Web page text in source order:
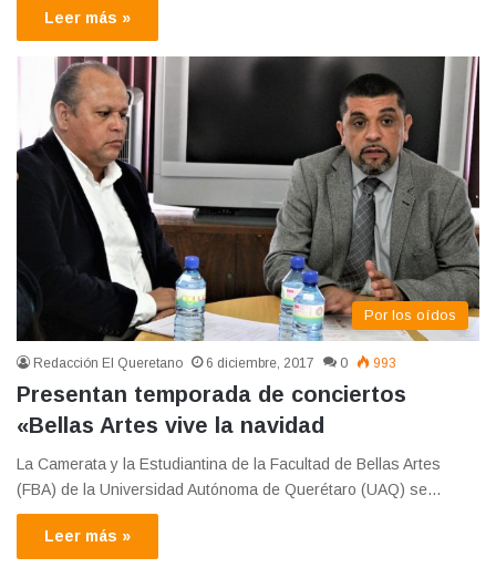
Leer más »
Por los oídos
Redacción El Queretano 6 diciembre, 2017 0 993
Presentan temporada de conciertos
«Bellas Artes vive la navidad
La Camerata y la Estudiantina de la Facultad de Bellas Artes
(FBA) de la Universidad Autónoma de Querétaro (UAQ) se…
Leer más »